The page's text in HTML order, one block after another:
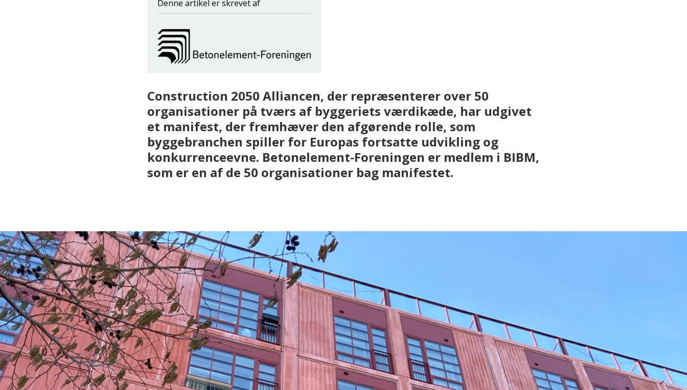
Denne artikel er skrevet af
Construction 2050 Alliancen, der repræsenterer over 50
organisationer på tværs af byggeriets værdikæde, har udgivet
et manifest, der fremhæver den afgørende rolle, som
byggebranchen spiller for Europas fortsatte udvikling og
konkurrenceevne. Betonelement-Foreningen er medlem i BIBM,
som er en af de 50 organisationer bag manifestet.